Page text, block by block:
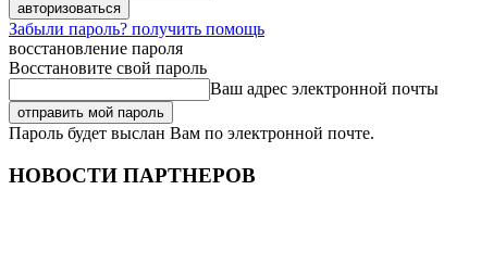
Забыли пароль? получить помощь
восстановление пароля
Восстановите свой пароль
Ваш адрес электронной почты
Пароль будет выслан Вам по электронной почте.
НОВОСТИ ПАРТНЕРОВ